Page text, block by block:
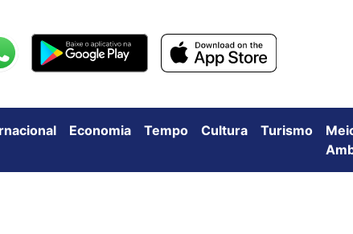
Economia Tempo Cultura Turismo